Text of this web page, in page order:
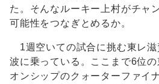
た。そんなルーキー上村がチャ
可能性をつなぎとめるか。
1週空いての試合に挑む東レ滋
波に乗っている。ここまで6位
オンシップのクォーターファイ